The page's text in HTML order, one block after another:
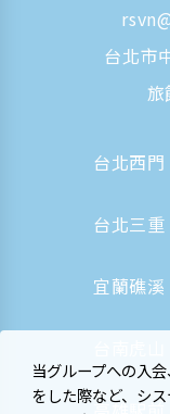
台北市
台北西門
台北三重
宜蘭礁溪
当グループへの入
をした際など、シ